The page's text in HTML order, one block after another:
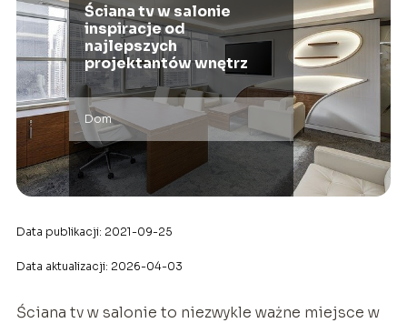
Ściana tv w salonie
inspiracje od
najlepszych
projektantów wnętrz
Dom
Data publikacji: 2021-09-25
Data aktualizacji: 2026-04-03
Ściana tv w salonie to niezwykle ważne miejsce w